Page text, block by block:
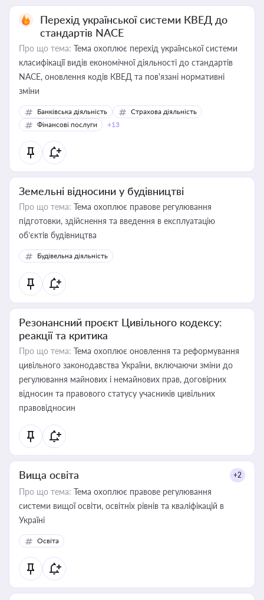
Перехід української системи КВЕД до
стандартів NACE
Про що тема: Тема охоплює перехід української системи
класифікації видів економічної діяльності до стандартів
NACE, оновлення кодів КВЕД та пов'язані нормативні
зміни
Банківська діяльність
Страхова діяльність
Фінансові послуги
+13
Земельні відносини у будівництві
Про що тема: Тема охоплює правове регулювання
підготовки, здійснення та введення в експлуатацію
об’єктів будівництва
Будівельна діяльність
Резонансний проєкт Цивільного кодексу:
реакції та критика
Про що тема: Тема охоплює оновлення та реформування
цивільного законодавства України, включаючи зміни до
регулювання майнових і немайнових прав, договірних
відносин та правового статусу учасників цивільних
правовідносин
Вища освіта +2
Про що тема: Тема охоплює правове регулювання
системи вищої освіти, освітніх рівнів та кваліфікацій в
Україні
Освіта